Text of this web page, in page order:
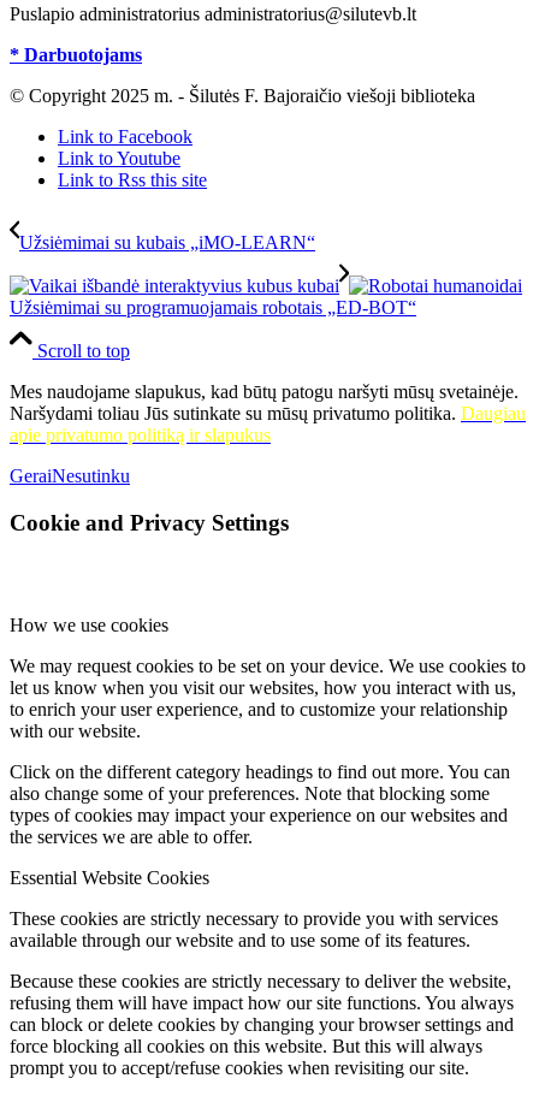
Puslapio administratorius administratorius@silutevb.lt
* Darbuotojams
© Copyright 2025 m. - Šilutės F. Bajoraičio viešoji biblioteka
Link to Facebook
Link to Youtube
Link to Rss this site
Užsiėmimai su kubais „iMO-LEARN“
Užsiėmimai su programuojamais robotais „ED-BOT“
Scroll to top
Mes naudojame slapukus, kad būtų patogu naršyti mūsų svetainėje.
Naršydami toliau Jūs sutinkate su mūsų privatumo politika. Daugiau
apie privatumo politiką ir slapukus
GeraiNesutinku
Cookie and Privacy Settings
How we use cookies
We may request cookies to be set on your device. We use cookies to
let us know when you visit our websites, how you interact with us,
to enrich your user experience, and to customize your relationship
with our website.
Click on the different category headings to find out more. You can
also change some of your preferences. Note that blocking some
types of cookies may impact your experience on our websites and
the services we are able to offer.
Essential Website Cookies
These cookies are strictly necessary to provide you with services
available through our website and to use some of its features.
Because these cookies are strictly necessary to deliver the website,
refusing them will have impact how our site functions. You always
can block or delete cookies by changing your browser settings and
force blocking all cookies on this website. But this will always
prompt you to accept/refuse cookies when revisiting our site.